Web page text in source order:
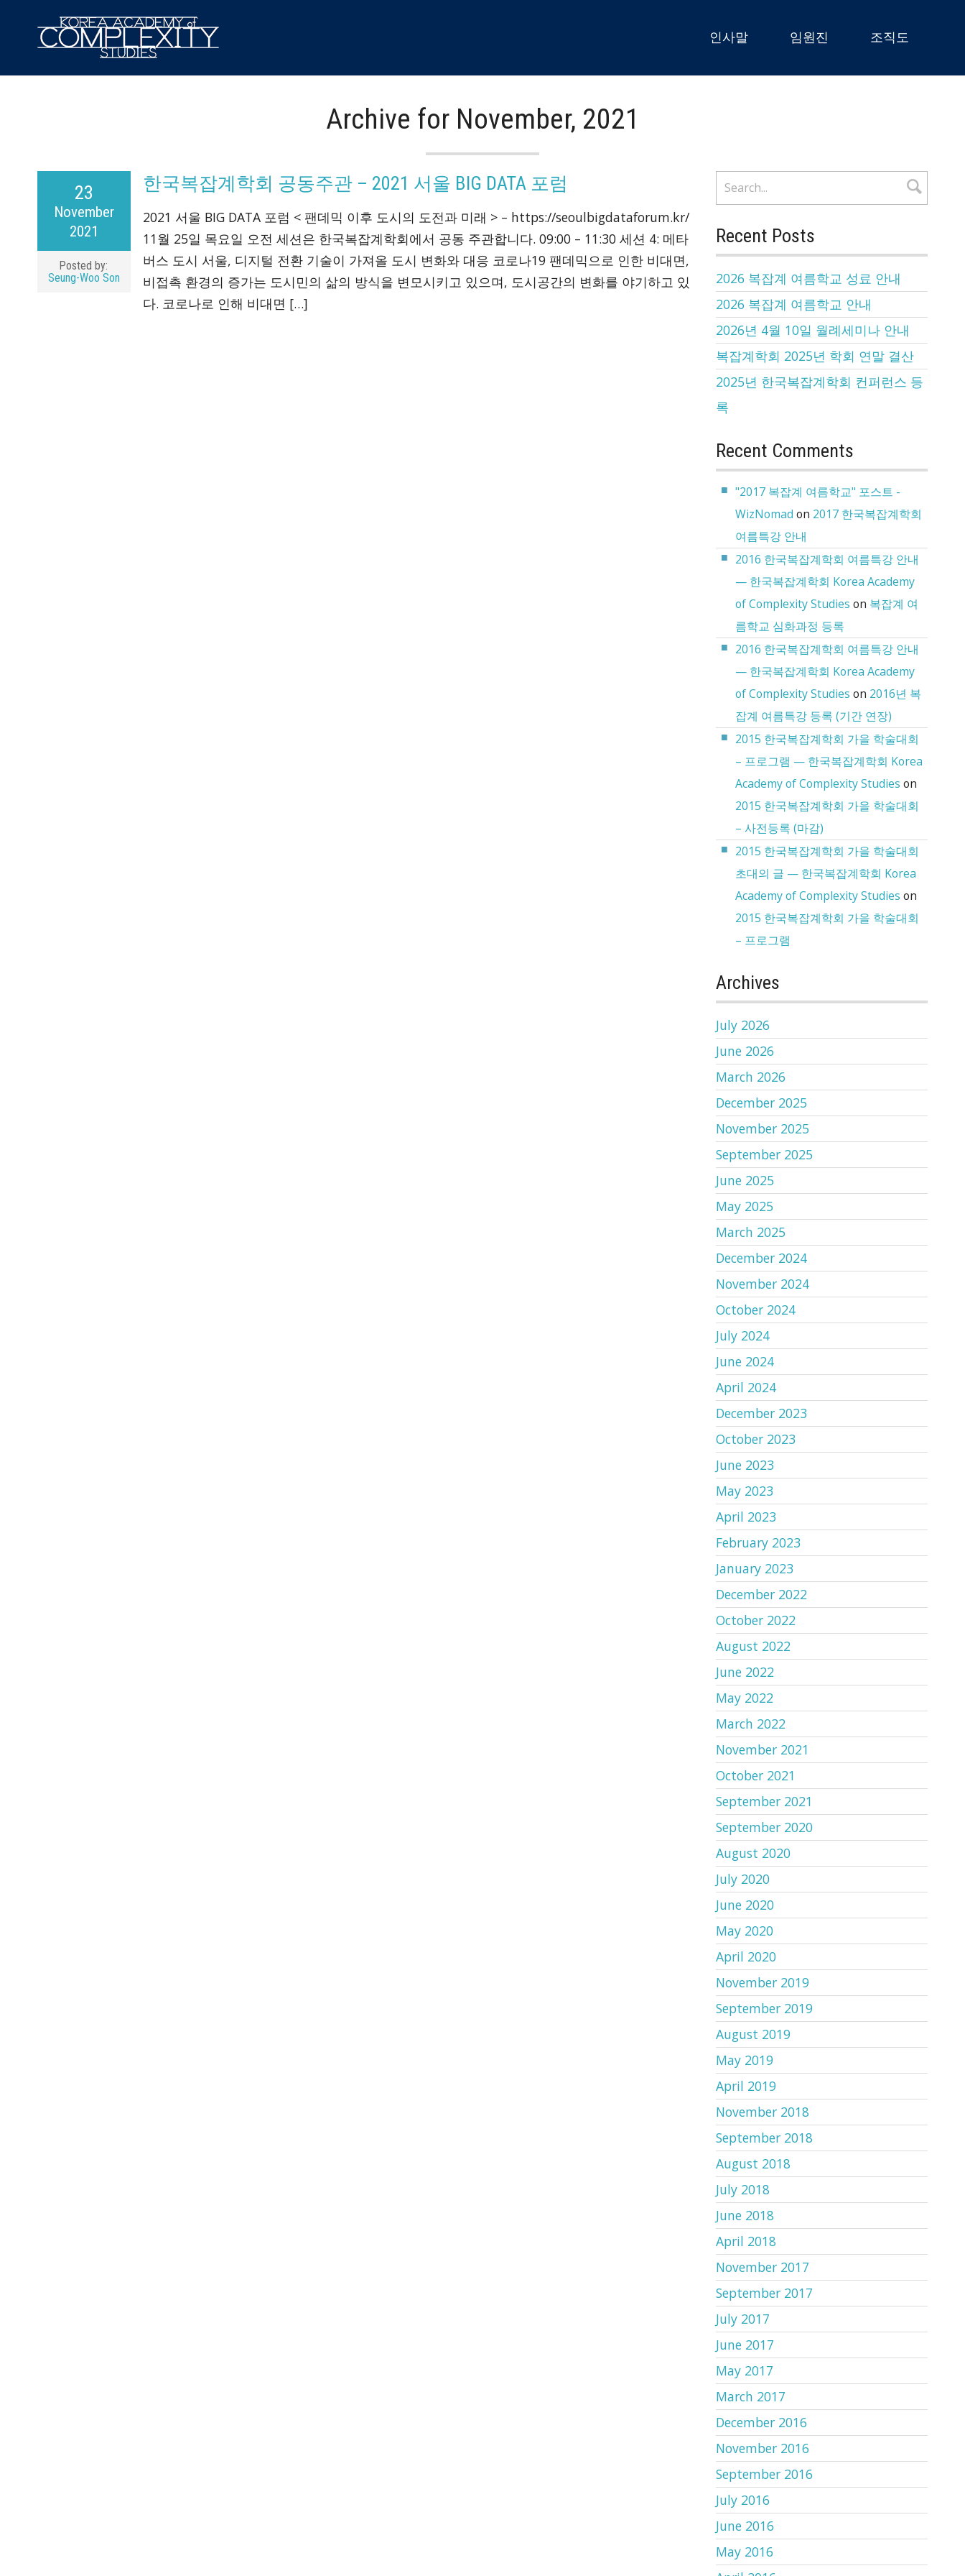
인사말 임원진 조직도
Archive for November, 2021
한국복잡계학회 공동주관 – 2021 서울 BIG DATA 포럼
2021 서울 BIG DATA 포럼 < 팬데믹 이후 도시의 도전과 미래 > – https://seoulbigdataforum.kr/
11월 25일 목요일 오전 세션은 한국복잡계학회에서 공동 주관합니다. 09:00 – 11:30 세션 4: 메타
버스 도시 서울, 디지털 전환 기술이 가져올 도시 변화와 대응 코로나19 팬데믹으로 인한 비대면,
비접촉 환경의 증가는 도시민의 삶의 방식을 변모시키고 있으며, 도시공간의 변화를 야기하고 있
다. 코로나로 인해 비대면 […]
23
November
2021
Posted by:
Seung-Woo Son
Recent Posts
2026 복잡계 여름학교 성료 안내
2026 복잡계 여름학교 안내
2026년 4월 10일 월례세미나 안내
복잡계학회 2025년 학회 연말 결산
2025년 한국복잡계학회 컨퍼런스 등
록
Recent Comments
"2017 복잡계 여름학교" 포스트 -
WizNomad on 2017 한국복잡계학회
여름특강 안내
2016 한국복잡계학회 여름특강 안내
— 한국복잡계학회 Korea Academy
of Complexity Studies on 복잡계 여
름학교 심화과정 등록
2016 한국복잡계학회 여름특강 안내
— 한국복잡계학회 Korea Academy
of Complexity Studies on 2016년 복
잡계 여름특강 등록 (기간 연장)
2015 한국복잡계학회 가을 학술대회
– 프로그램 — 한국복잡계학회 Korea
Academy of Complexity Studies on
2015 한국복잡계학회 가을 학술대회
– 사전등록 (마감)
2015 한국복잡계학회 가을 학술대회
초대의 글 — 한국복잡계학회 Korea
Academy of Complexity Studies on
2015 한국복잡계학회 가을 학술대회
– 프로그램
Archives
July 2026
June 2026
March 2026
December 2025
November 2025
September 2025
June 2025
May 2025
March 2025
December 2024
November 2024
October 2024
July 2024
June 2024
April 2024
December 2023
October 2023
June 2023
May 2023
April 2023
February 2023
January 2023
December 2022
October 2022
August 2022
June 2022
May 2022
March 2022
November 2021
October 2021
September 2021
September 2020
August 2020
July 2020
June 2020
May 2020
April 2020
November 2019
September 2019
August 2019
May 2019
April 2019
November 2018
September 2018
August 2018
July 2018
June 2018
April 2018
November 2017
September 2017
July 2017
June 2017
May 2017
March 2017
December 2016
November 2016
September 2016
July 2016
June 2016
May 2016